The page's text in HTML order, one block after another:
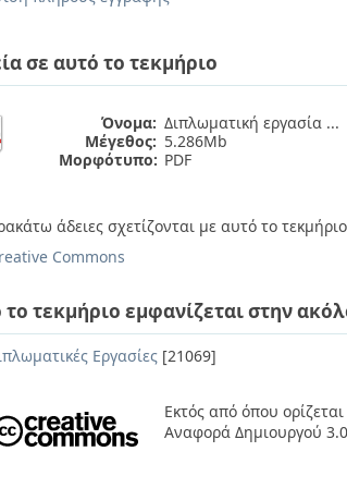
σε αυτό το τεκμήριο
Όνομα: Διπλωματική εργασία ...
Μέγεθος: 5.286Mb
Μορφότυπο: PDF
άδειες σχετίζονται με αυτό το
Commons
το τεκμήριο εμφανίζεται στην
Εργασίες [21069]
Εκτός από όπου
Αναφορά Δημιουργού